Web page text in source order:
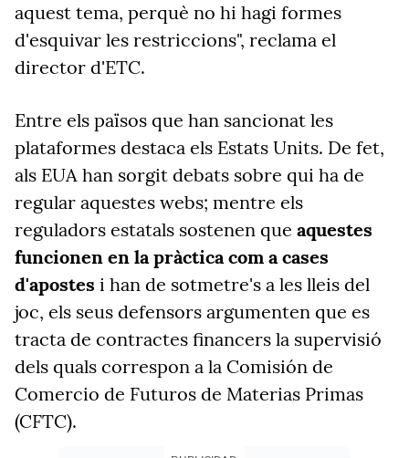
aquest tema, perquè no hi hagi formes
d'esquivar les restriccions", reclama el
director d'ETC.
Entre els països que han sancionat les
plataformes destaca els Estats Units. De fet,
als EUA han sorgit debats sobre qui ha de
regular aquestes webs; mentre els
reguladors estatals sostenen que aquestes
funcionen en la pràctica com a cases
d'apostes i han de sotmetre's a les lleis del
joc, els seus defensors argumenten que es
tracta de contractes financers la supervisió
dels quals correspon a la Comisión de
Comercio de Futuros de Materias Primas
(CFTC).